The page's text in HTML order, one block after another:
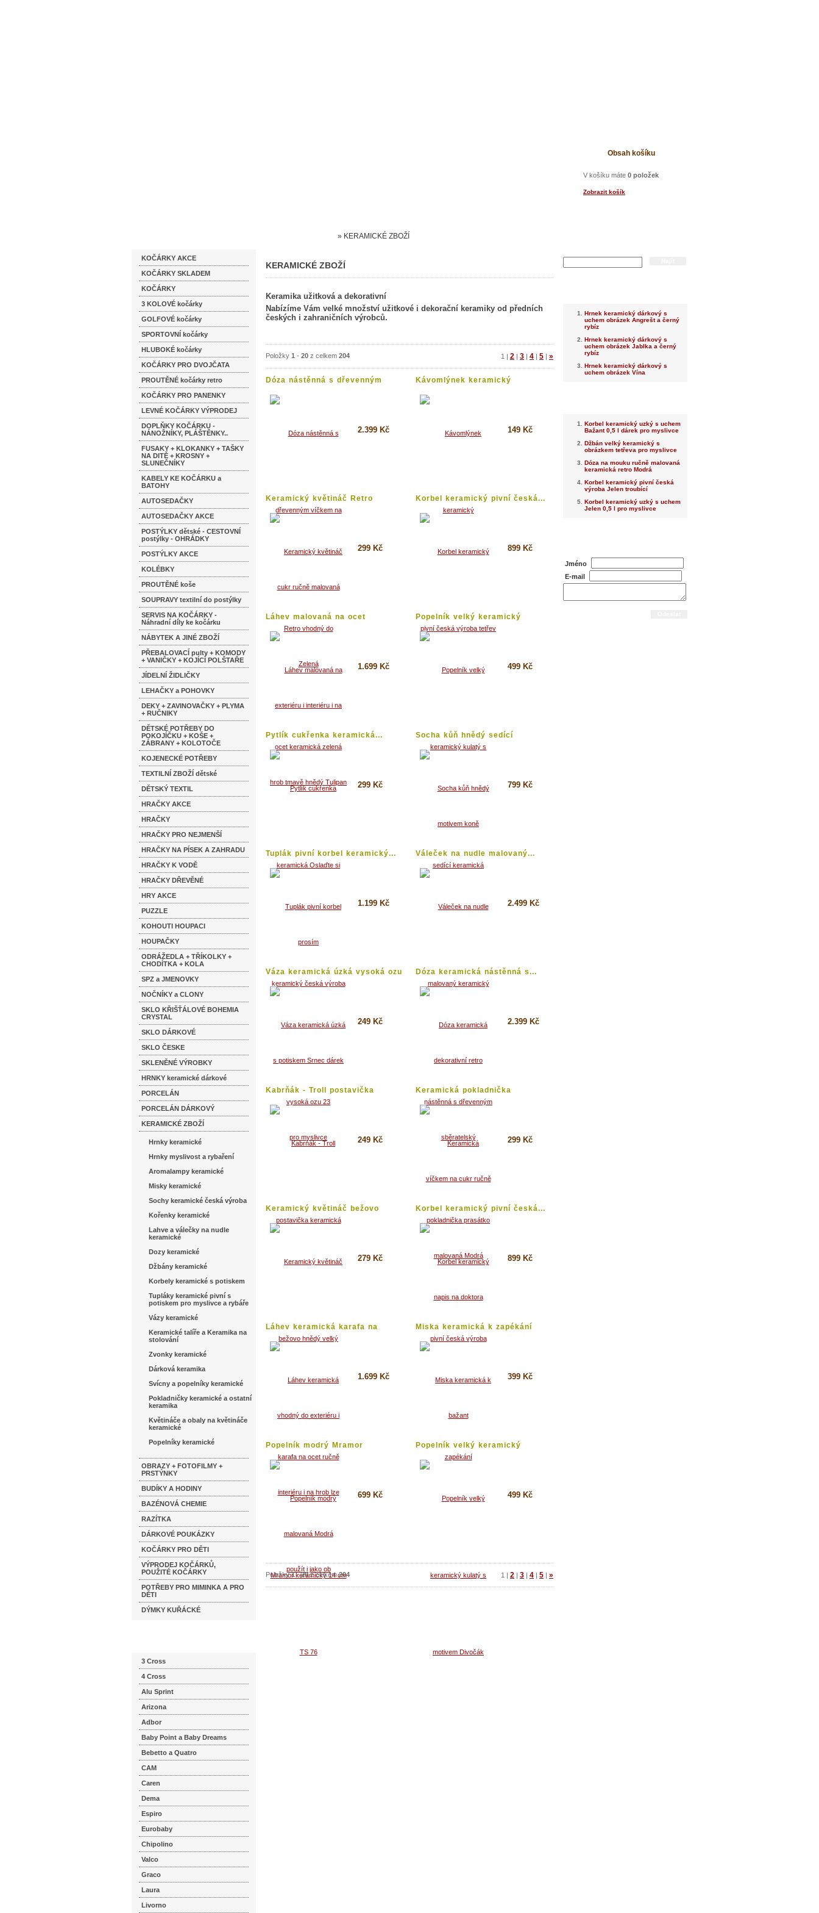
Obsah košíku
V košíku máte 0 položek
Zobrazit košík
KOČÁRKY AKCE
KOČÁRKY SKLADEM
KOČÁRKY
3 KOLOVÉ kočárky
GOLFOVÉ kočárky
SPORTOVNÍ kočárky
HLUBOKÉ kočárky
KOČÁRKY PRO DVOJČATA
PROUTĚNÉ kočárky retro
KOČÁRKY PRO PANENKY
LEVNÉ KOČÁRKY VÝPRODEJ
DOPLŇKY KOČÁRKU -
NÁNOŽNÍKY, PLÁŠTĚNKY..
FUSAKY + KLOKANKY + TAŠKY
NA DITĚ + KROSNY +
SLUNEČNÍKY
KABELY KE KOČÁRKU a
BATOHY
AUTOSEDAČKY
AUTOSEDAČKY AKCE
POSTÝLKY dětské - CESTOVNÍ
postýlky - OHRÁDKY
POSTÝLKY AKCE
KOLÉBKY
PROUTĚNÉ koše
SOUPRAVY textilní do postýlky
SERVIS NA KOČÁRKY -
Náhradní díly ke kočárku
NÁBYTEK A JINÉ ZBOŽÍ
PŘEBALOVACÍ pulty + KOMODY
+ VANIČKY + KOJÍCÍ POLŠTAŘE
JÍDELNÍ ŽIDLIČKY
LEHAČKY a POHOVKY
DEKY + ZAVINOVAČKY + PLYMA
+ RUČNIKY
DĚTSKÉ POTŘEBY DO
POKOJÍČKU + KOŠE +
ZÁBRANY + KOLOTOČE
KOJENECKÉ POTŘEBY
TEXTILNÍ ZBOŽÍ dětské
DĚTSKÝ TEXTIL
HRAČKY AKCE
HRAČKY
HRAČKY PRO NEJMENŠÍ
HRAČKY NA PÍSEK A ZAHRADU
HRAČKY K VODĚ
HRAČKY DŘEVĚNÉ
HRY AKCE
PUZZLE
KOHOUTI HOUPACI
HOUPAČKY
ODRÁŽEDLA + TŘÍKOLKY +
CHODÍTKA + KOLA
SPZ a JMENOVKY
NOČNÍKY a CLONY
SKLO KŘIŠŤÁLOVÉ BOHEMIA
CRYSTAL
SKLO DÁRKOVÉ
SKLO ČESKE
SKLENĚNÉ VÝROBKY
HRNKY keramické dárkové
PORCELÁN
PORCELÁN DÁRKOVÝ
KERAMICKÉ ZBOŽÍ
Hrnky keramické
Hrnky myslivost a rybaření
Aromalampy keramické
Misky keramické
Sochy keramické česká výroba
Kořenky keramické
Lahve a válečky na nudle
keramické
Dozy keramické
Džbány keramické
Korbely keramické s potiskem
Tupláky keramické pivní s
potiskem pro myslivce a rybáře
Vázy keramické
Keramické talíře a Keramika na
stolování
Zvonky keramické
Dárková keramika
Svícny a popelníky keramické
Pokladničky keramické a ostatní
keramika
Květináče a obaly na květináče
keramické
Popelníky keramické
OBRAZY + FOTOFILMY +
PRSTÝNKY
BUDÍKY A HODINY
BAZÉNOVÁ CHEMIE
RAZÍTKA
DÁRKOVÉ POUKÁZKY
KOČÁRKY PRO DĚTI
VÝPRODEJ KOČÁRKŮ,
POUŽITÉ KOČÁRKY
POTŘEBY PRO MIMINKA A PRO
DĚTI
DÝMKY KUŘÁCKÉ
3 Cross
4 Cross
Alu Sprint
Arizona
Adbor
Baby Point a Baby Dreams
Bebetto a Quatro
CAM
Caren
Dema
Espiro
Eurobaby
Chipolino
Valco
Graco
Laura
Livorno
» KERAMICKÉ ZBOŽÍ
KERAMICKÉ ZBOŽÍ
Keramika užitková a dekorativní
Nabízíme Vám velké množství užitkové i dekorační keramiky od předních
českých i zahraničních výrobců.
Položky 1 - 20 z celkem 204 1 | 2 | 3 | 4 | 5 | »
Dóza nástěnná s dřevenným
2.399 Kč
Kávomlýnek keramický
149 Kč
Keramický květináč Retro
vhodný...
299 Kč
Korbel keramický pivní česká...
899 Kč
Láhev malovaná na ocet
keramická...
1.699 Kč
Popelník velký keramický
kulatý...
499 Kč
Pytlík cukřenka keramická...
299 Kč
Socha kůň hnědý sedící
keramická
799 Kč
Tuplák pivní korbel keramický...
1.199 Kč
Váleček na nudle malovaný...
2.499 Kč
Váza keramická úzká vysoká ozu
23
249 Kč
Dóza keramická nástěnná s...
2.399 Kč
Kabrňák - Troll postavička
keramická
249 Kč
Keramická pokladnička
prasátko...
299 Kč
Keramický květináč bežovo
hnědý...
279 Kč
Korbel keramický pivní česká...
899 Kč
Láhev keramická karafa na
ocet...
1.699 Kč
Miska keramická k zapékání
399 Kč
Popelník modrý Mramor
keramický...
699 Kč
Popelník velký keramický
kulatý...
499 Kč
Položky1-20z celkem204 1 | 2 | 3 | 4 | 5 | »
Hrnek keramický dárkový s
uchem obrázek Angrešt a černý
rybíz
Hrnek keramický dárkový s
uchem obrázek Jablka a černý
rybíz
Hrnek keramický dárkový s
uchem obrázek Vína
Korbel keramický uzký s uchem
Bažant 0,5 l dárek pro myslivce
Džbán velký keramický s
obrázkem tetřeva pro myslivce
Dóza na mouku ručně malovaná
keramická retro Modrá
Korbel keramický pivní česká
výroba Jelen troubící
Korbel keramický uzký s uchem
Jelen 0,5 l pro myslivce
Jméno
E-mail